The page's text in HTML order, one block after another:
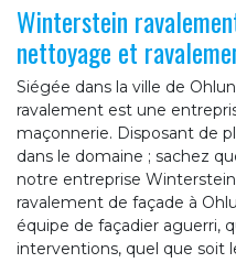
Winterstein
nettoyage et
Siégée dans la ville de
ravalement est une
maçonnerie. Disposant de
dans le domaine ; sachez
notre entreprise
ravalement de façade à
équipe de façadier aguerri,
interventions, quel que soit